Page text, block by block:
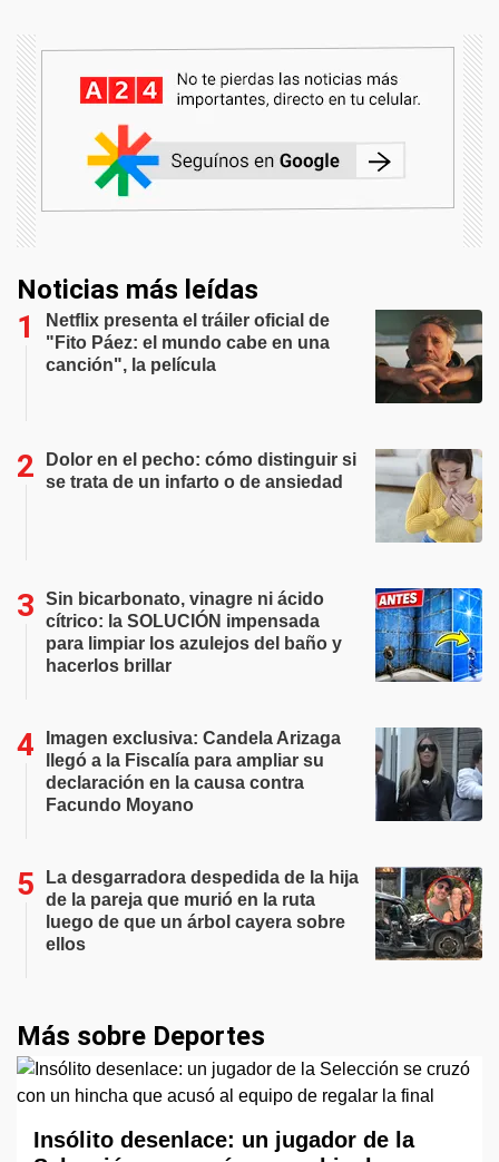
Noticias más leídas
Netflix presenta el tráiler oficial de
"Fito Páez: el mundo cabe en una
canción", la película
Dolor en el pecho: cómo distinguir si
se trata de un infarto o de ansiedad
Sin bicarbonato, vinagre ni ácido
cítrico: la SOLUCIÓN impensada
para limpiar los azulejos del baño y
hacerlos brillar
Imagen exclusiva: Candela Arizaga
llegó a la Fiscalía para ampliar su
declaración en la causa contra
Facundo Moyano
La desgarradora despedida de la hija
de la pareja que murió en la ruta
luego de que un árbol cayera sobre
ellos
Más sobre Deportes
Insólito desenlace: un jugador de la